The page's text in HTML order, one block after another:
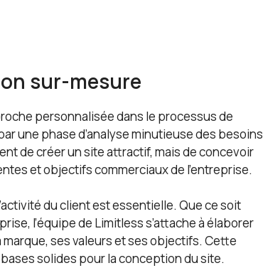
sur-mesure
personnalisée dans le processus de
une phase d’analyse minutieuse des besoins
de créer un site attractif, mais de concevoir
et objectifs commerciaux de l’entreprise.
du client est essentielle. Que ce soit
l’équipe de Limitless s’attache à élaborer
ses valeurs et ses objectifs. Cette
solides pour la conception du site.